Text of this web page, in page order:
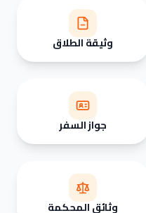
وثيقة الطلاق
جواز السفر
وثائق المحكمة